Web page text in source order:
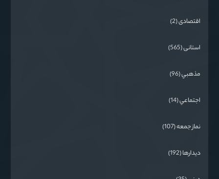
اقتصادی (2)
استانی (565)
مذهبي (96)
اجتماعي (14)
نماز جمعه (107)
دیدارها (192)